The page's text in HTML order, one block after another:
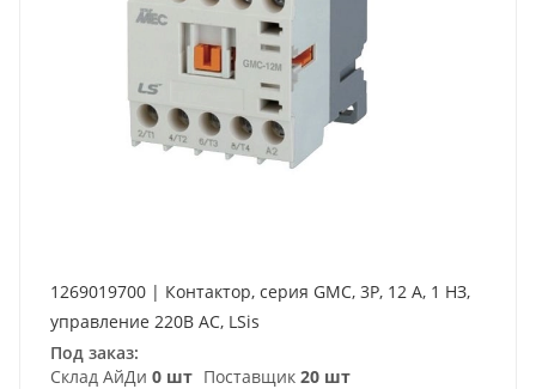
1269019700 | Контактор, серия GMC, 3P, 12 А, 1 НЗ,
управление 220В AC, LSis
Под заказ:
Склад АйДи 0 шт Поставщик 20 шт